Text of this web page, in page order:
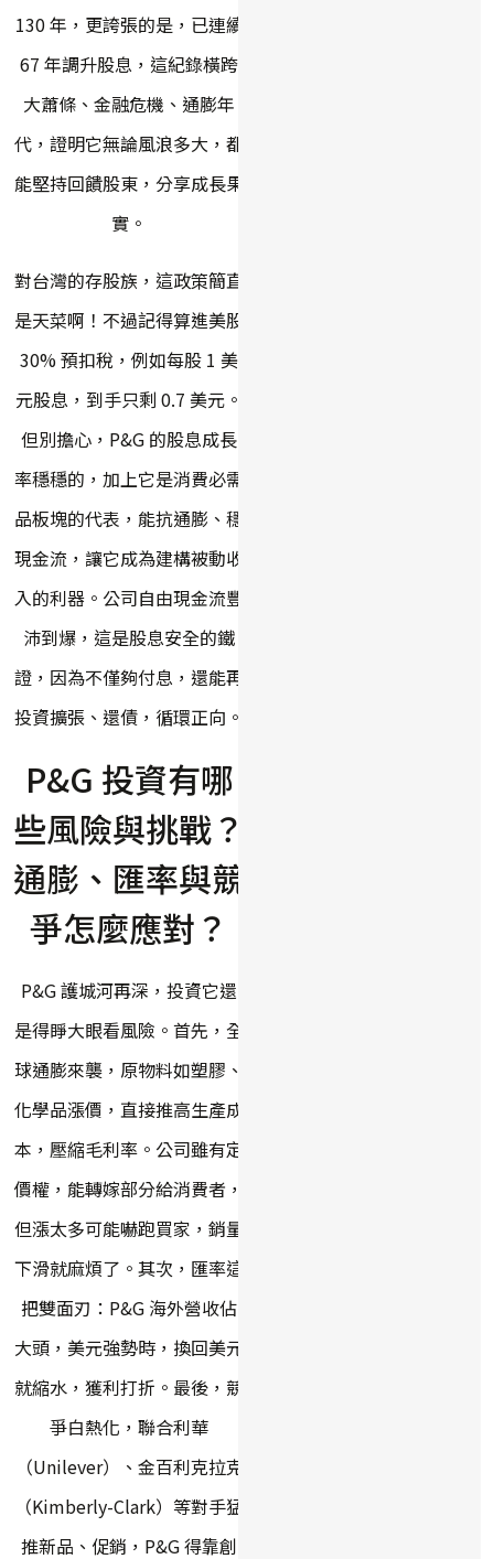
130 年，更誇張的是，已連續
67 年調升股息，這紀錄橫跨
大蕭條、金融危機、通膨年
代，證明它無論風浪多大，都
能堅持回饋股東，分享成長果
實。
對台灣的存股族，這政策簡直
是天菜啊！不過記得算進美股
30% 預扣稅，例如每股 1 美
元股息，到手只剩 0.7 美元。
但別擔心，P&G 的股息成長
率穩穩的，加上它是消費必需
品板塊的代表，能抗通膨、穩
現金流，讓它成為建構被動收
入的利器。公司自由現金流豐
沛到爆，這是股息安全的鐵
證，因為不僅夠付息，還能再
投資擴張、還債，循環正向。
P&G 投資有哪
些風險與挑戰？
通膨、匯率與競
爭怎麼應對？
P&G 護城河再深，投資它還
是得睜大眼看風險。首先，全
球通膨來襲，原物料如塑膠、
化學品漲價，直接推高生產成
本，壓縮毛利率。公司雖有定
價權，能轉嫁部分給消費者，
但漲太多可能嚇跑買家，銷量
下滑就麻煩了。其次，匯率這
把雙面刃：P&G 海外營收佔
大頭，美元強勢時，換回美元
就縮水，獲利打折。最後，競
爭白熱化，聯合利華
（Unilever）、金百利克拉克
（Kimberly-Clark）等對手猛
推新品、促銷，P&G 得靠創